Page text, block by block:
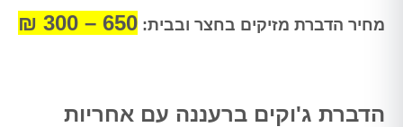
מחיר הדברת מזיקים בחצר ובבית: 650 – 300 ₪
הדברת ג'וקים ברעננה עם אחריות